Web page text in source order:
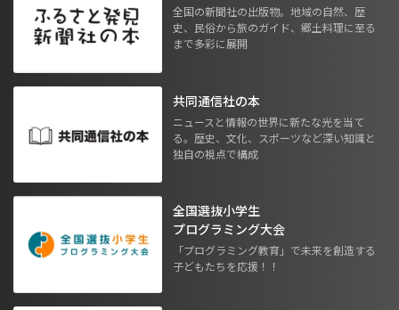
全国の新聞社の出版物。地域の自然、歴
史、民俗から旅のガイド、郷土料理に至る
まで多彩に展開
共同通信社の本
ニュースと情報の世界に新たな光を当て
る。歴史、文化、スポーツなど深い知識と
独自の視点で構成
全国選抜小学生
プログラミング大会
「プログラミング教育」で未来を創造する
子どもたちを応援！！